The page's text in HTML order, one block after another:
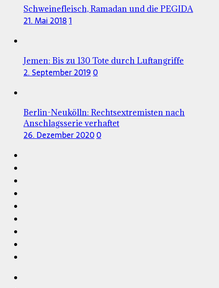
Schweinefleisch, Ramadan und die PEGIDA
21. Mai 20181
Jemen: Bis zu 130 Tote durch Luftangriffe
2. September 2019 0
Berlin-Neukölln: Rechtsextremisten nach
Anschlagsserie verhaftet
26. Dezember 20200